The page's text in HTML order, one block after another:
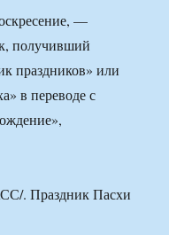
—
получивший
праздников» или
в переводе с
. Праздник Пасхи